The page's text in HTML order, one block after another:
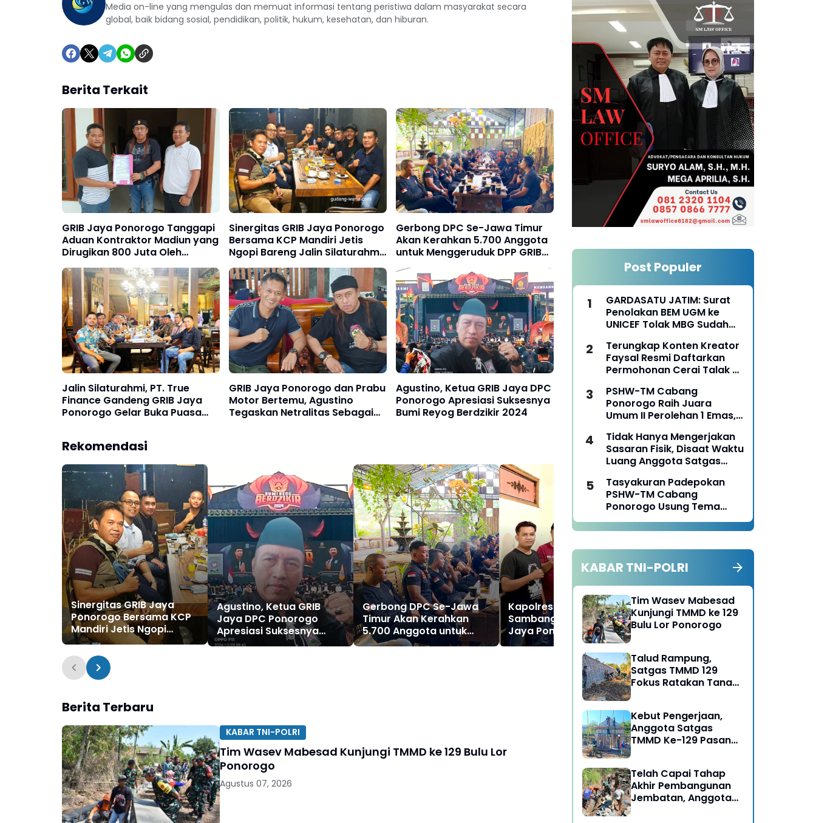
Media on-line yang mengulas dan memuat informasi tentang peristiwa dalam masyarakat secara
global, baik bidang sosial, pendidikan, politik, hukum, kesehatan, dan hiburan.
Berita Terkait
GRIB Jaya Ponorogo Tanggapi
Aduan Kontraktor Madiun yang
Dirugikan 800 Juta Oleh
Pengusaha Otomotif Ternama
Sinergitas GRIB Jaya Ponorogo
Bersama KCP Mandiri Jetis
Ngopi Bareng Jalin Silaturahmi
Kembangkan Pemberdayaan
UMKM
Gerbong DPC Se-Jawa Timur
Akan Kerahkan 5.700 Anggota
untuk Menggeruduk DPP GRIB
JAYA
Jalin Silaturahmi, PT. True
Finance Gandeng GRIB Jaya
Ponorogo Gelar Buka Puasa
GRIB Jaya Ponorogo dan Prabu
Motor Bertemu, Agustino
Tegaskan Netralitas Sebagai
Agustino, Ketua GRIB Jaya DPC
Ponorogo Apresiasi Suksesnya
Bumi Reyog Berdzikir 2024
Rekomendasi
Sinergitas GRIB Jaya
Ponorogo Bersama KCP
Mandiri Jetis Ngopi
Bareng Jalin Silaturahmi
Kembangkan
Pemberdayaan UMKM
Agustino, Ketua GRIB
Jaya DPC Ponorogo
Apresiasi Suksesnya
Bumi Reyog Berdzikir
Gerbong DPC Se-Jawa
Timur Akan Kerahkan
5.700 Anggota untuk
Menggeruduk DPP GRIB
Kapolres Trenggalek
Sambangi Kantor GRIB
Jaya Ponorogo Guna
Jalin Silaturahmi
GRIB Jaya DPC Ponorogo
Buka Posko Pengaduan
dan Siap Kawal Keluhan
Berita Terbaru
KABAR TNI-POLRI
Tim Wasev Mabesad Kunjungi TMMD ke 129 Bulu Lor
Ponorogo
Agustus 07, 2026
Post Populer
GARDASATU JATIM: Surat
Penolakan BEM UGM ke
UNICEF Tolak MBG Sudah
Terungkap Konten Kreator
Faysal Resmi Daftarkan
Permohonan Cerai Talak Di
Ponorogo
PSHW-TM Cabang
Ponorogo Raih Juara
Umum II Perolehan 1 Emas,
pada Kejurkab IPSI
Ponorogo Tahun 2026
Tidak Hanya Mengerjakan
Sasaran Fisik, Disaat Waktu
Luang Anggota Satgas
Tangan Bantu Warga
Panen Jagung
Tasyakuran Padepokan
PSHW-TM Cabang
Ponorogo Usung Tema
Bersatu dalam
Persaudaraan, Berkarya
Tanggungjawab
KABAR TNI-POLRI
Tim Wasev Mabesad
Kunjungi TMMD ke 129
Bulu Lor Ponorogo
Talud Rampung,
Satgas TMMD 129
Fokus Ratakan Tanah
Kebut Pengerjaan,
Anggota Satgas
TMMD Ke-129 Pasang
RTLH
Telah Capai Tahap
Akhir Pembangunan
Jembatan, Anggota